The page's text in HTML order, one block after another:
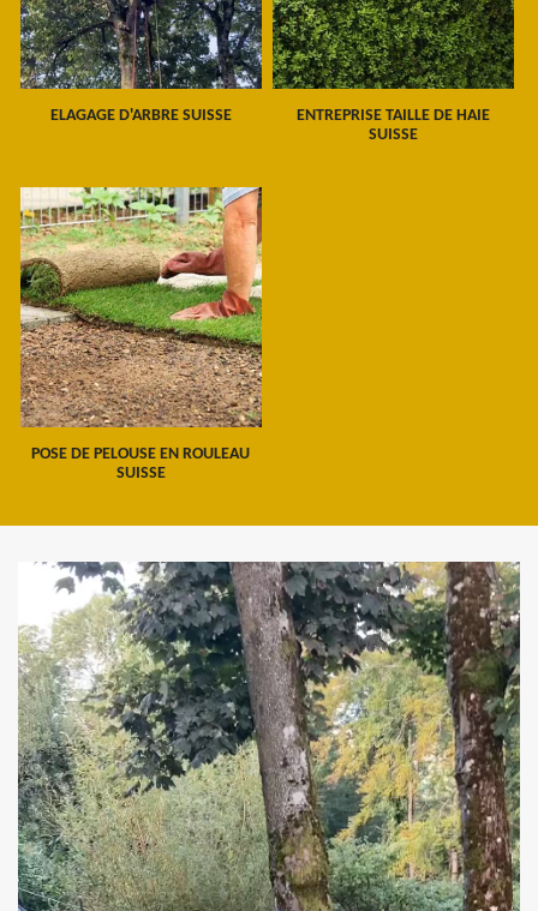
ELAGAGE D'ARBRE SUISSE
ENTREPRISE TAILLE DE HAIE
SUISSE
POSE DE PELOUSE EN ROULEAU
SUISSE